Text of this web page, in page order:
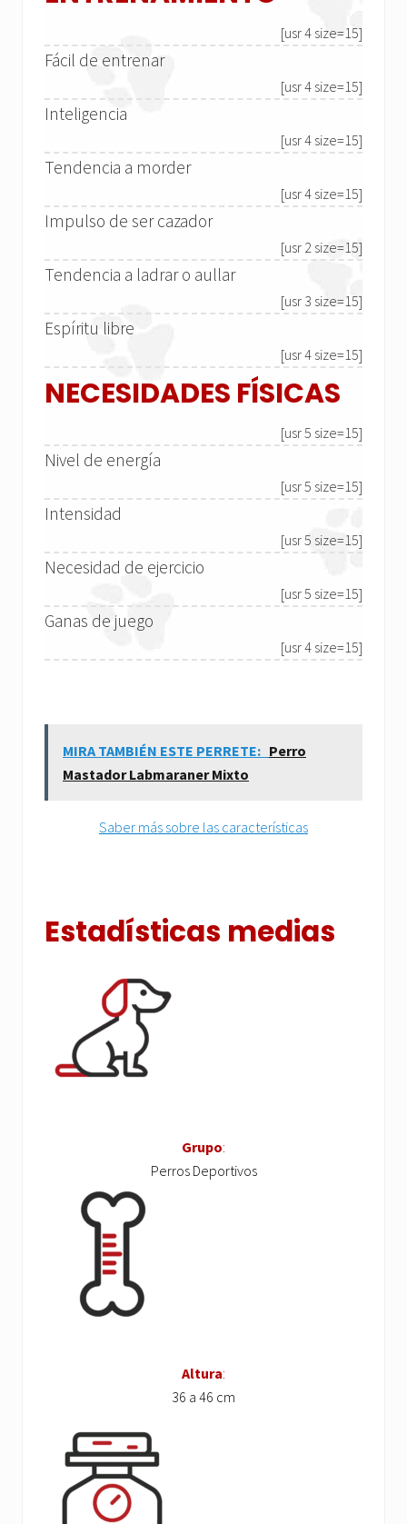
[usr 4 size=15]
Fácil de entrenar
[usr 4 size=15]
Inteligencia
[usr 4 size=15]
Tendencia a morder
[usr 4 size=15]
Impulso de ser cazador
[usr 2 size=15]
Tendencia a ladrar o aullar
[usr 3 size=15]
Espíritu libre
[usr 4 size=15]
NECESIDADES FÍSICAS
[usr 5 size=15]
Nivel de energía
[usr 5 size=15]
Intensidad
[usr 5 size=15]
Necesidad de ejercicio
[usr 5 size=15]
Ganas de juego
[usr 4 size=15]
MIRA TAMBIÉN ESTE PERRETE: Perro
Mastador Labmaraner Mixto
Saber más sobre las características
Estadísticas medias
Grupo:
Perros Deportivos
Altura:
36 a 46 cm